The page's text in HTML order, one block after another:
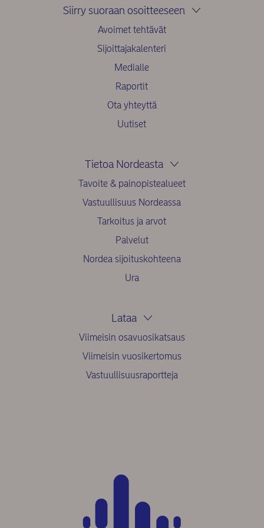
Siirry suoraan osoitteeseen
Avoimet tehtävät
Sijoittajakalenteri
Medialle
Raportit
Ota yhteyttä
Uutiset
Tietoa Nordeasta
Tavoite & painopistealueet
Vastuullisuus Nordeassa
Tarkoitus ja arvot
Palvelut
Nordea sijoituskohteena
Ura
Lataa
Viimeisin osavuosikatsaus
Viimeisin vuosikertomus
Vastuullisuusraportteja